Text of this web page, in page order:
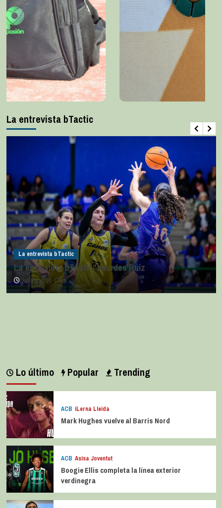
La entrevista bTactic
La entrevista bTactic
La entrevista bTactic: Lourdes Ruiz
julio 11, 2026 0
Lo último Popular Trending
ACB iLerna Lleida
Mark Hughes vuelve al Barris Nord
ACB Asisa Joventut
Boogie Ellis completa la línea exterior
verdinegra